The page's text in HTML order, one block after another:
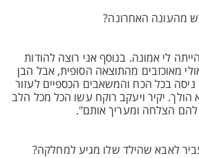
מהעונה האחרונה?
לי אמונה. בנוסף אני רוצה להודות
מאוכזבים מהתוצאה הסופית, אבל הבן
ניסה בכל הכח והמשאבים הכספיים לעזור
יקיר ויעקב רוקח עשו הכל מכל הלב
להם הצלחה ומעריך אותם".
לאבא שהילד שלו מגיע למחלקה?